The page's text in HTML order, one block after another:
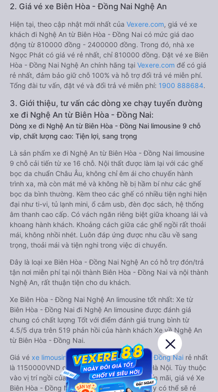
2. Giá vé xe Biên Hòa - Đồng Nai Nghệ An
Hiện tại, theo cập nhật mới nhất của Vexere.com, giá vé xe
khách đi Nghệ An từ Biên Hòa - Đồng Nai có mức giá dao
động từ 810000 đồng - 2400000 đồng. Trong đó, nhà xe
Ngọc Phát có giá vé rẻ nhất, chỉ 810000 đồng. Đặt vé xe Biên
Hòa - Đồng Nai Nghệ An chính hãng tại Vexere.com để có giá
rẻ nhất, đảm bảo giữ chỗ 100% và hỗ trợ đổi trả vé miễn phí.
Tổng đài tư vấn, đặt vé và đổi trả vé miễn phí: 1900 888684.
3. Giới thiệu, tư vấn các dòng xe chạy tuyến đường
xe đi Nghệ An từ Biên Hòa - Đồng Nai:
Dòng xe đi Nghệ An từ Biên Hòa - Đồng Nai limousine 9 chỗ
vip, chất lượng cao: Tiện lợi, sang trọng
Là sản phẩm xe đi Nghệ An từ Biên Hòa - Đồng Nai limousine
9 chỗ cải tiến từ xe 16 chỗ. Nội thất được làm lại với các ghế
bọc da chuẩn Châu Âu, không chỉ êm ái cho chuyến hành
trình xa, mà còn mát mẻ và không hề bị hầm bí như các ghế
bọc da bình thường. Kèm theo các ghế có nhiều tiện nghi hiện
đại như ti-vi, tủ lạnh mini, ổ cắm usb, đèn đọc sách, hệ thống
âm thanh cao cấp. Có vách ngăn riêng biệt giữa khoang lái và
khoang hành khách. Khoảng cách giữa các ghế ngồi rất thoải
mái, không nhồi nhét. Luôn đáp ứng được nhu cầu về sang
trọng, thoải mái và tiện nghi trong việc di chuyển.
Đây là loại xe Biên Hòa - Đồng Nai Nghệ An có hỗ trợ đón/trả
tận nơi miễn phí tại nội thành Biên Hòa - Đồng Nai và nội thành
Nghệ An, rất thuận tiện cho du khách.
Xe Biên Hòa - Đồng Nai Nghệ An limousine tốt nhất: Xe từ
Biên Hòa - Đồng Nai đi Nghệ An limousine được đánh giá
chung có chất lượng Tốt với điểm đánh giá trung bình từ
4.5/5 dựa trên 519 phản hồi của hành khách Xe về Nghệ An
từ Biên Hòa - Đồng Nai.
Giá vé xe limousine đi Nghệ An từ Biên Hòa - Đồng Nai rẻ nhất
là 1150000VND của hãng xe Hoàng Long - Hà Nội. Tùy thuộc
vào vị trí ngồi của bạn và chương trình khuyến mãi, giá vé Xe
Biên Hòa - Đồng Nai đi Nghệ An limousine này có thể sẽ rẻ